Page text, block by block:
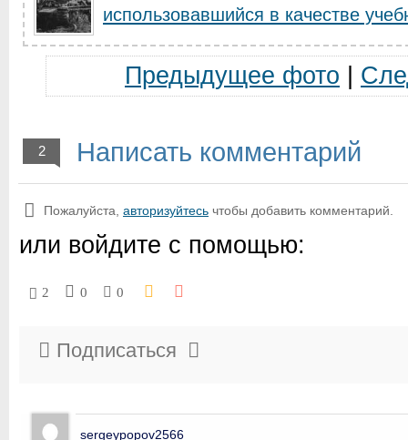
использовавшийся в качестве
Предыдущее фото
2 Написать комментарий
Пожалуйста, авторизуйтесь чтобы добавить комментарий.
или войдите с помощью:
2 0 0
Подписаться
sergeypopov2566